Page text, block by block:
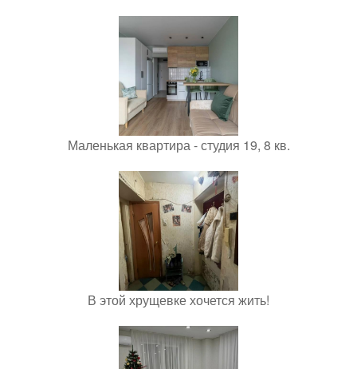
Маленькая квартира - студия 19, 8 кв.
В этой хрущевке хочется жить!